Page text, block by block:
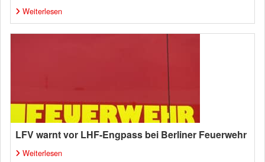
Weiterlesen
LFV warnt vor LHF-Engpass bei Berliner Feuerwehr
Weiterlesen